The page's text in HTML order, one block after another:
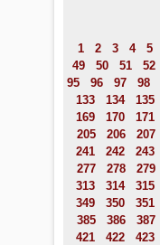
1 2 3 4 5
49
50 51 52
95
96 97 98
133
134 135
169
170 171
205
206 207
241
242 243
277
278 279
313
314 315
349
350 351
385
386 387
421
422 423